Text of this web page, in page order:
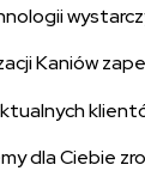
Kaniów
dla Ciebie